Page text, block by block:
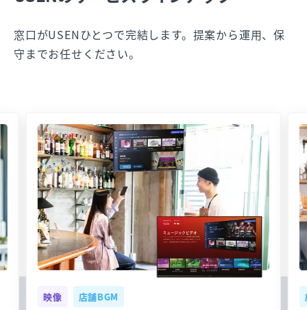
窓口がUSENひとつで完結します。提案から運用、保
守までお任せください。
映像 店舗BGM